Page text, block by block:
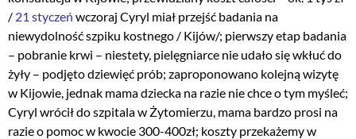
/ 21 styczeń wczoraj Cyryl miał przejść badania na
niewydolność szpiku kostnego / Kijów/; pierwszy etap badania
– pobranie krwi – niestety, pielęgniarce nie udało się wkłuć do
żyły – podjęto dziewięć prób; zaproponowano kolejną wizytę
w Kijowie, jednak mama dziecka na razie nie chce o tym myśleć;
Cyryl wrócił do szpitala w Żytomierzu, mama bardzo prosi na
razie o pomoc w kwocie 300-400zł; koszty przekażemy w